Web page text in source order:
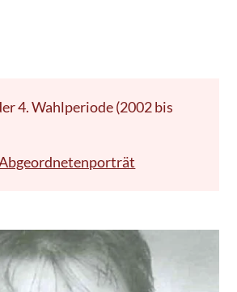
4. Wahlperiode (2002 bis